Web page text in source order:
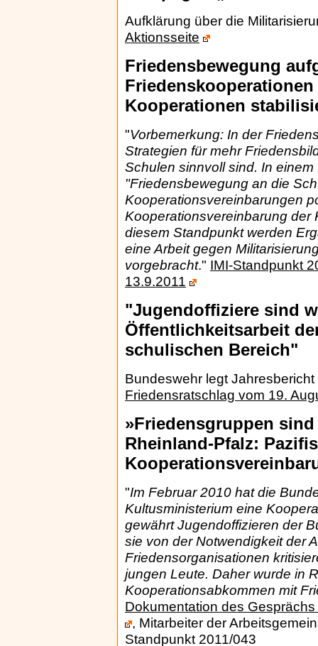
Aufklärung über die
Aktionsseite
Friedensbewegung
Kooperationen
"Vorbemerkung: In der
Strategien für mehr
Schulen sinnvoll sind. In
"Friedens­bewegung an die
Kooperationsvereinbarungen
Kooperationsvereinbarung der
diesem Standpunkt werden
eine Arbeit gegen
vorgebracht." IMI-Standpunkt
13.9.2011
"Jugendoffiziere sind
Öffentlichkeitsarbeit
schulischen Bereich"
Bundeswehr legt
Friedensratschlag vom 19.
»Friedensgruppen
Rheinland-Pfalz:
"Im Februar 2010 hat die
Kultusministerium eine
gewährt Jugendoffizieren der
sie von der Notwendigkeit der
Friedensorganisationen
jungen Leute. Daher wurde in
Kooperationsabkommen mit
Dokumentation des
, Mitarbeiter der
Standpunkt 2011/043